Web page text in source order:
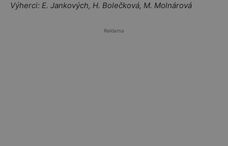
Výherci: E. Jankových, H. Bolečková, M. Molnárová
Reklama